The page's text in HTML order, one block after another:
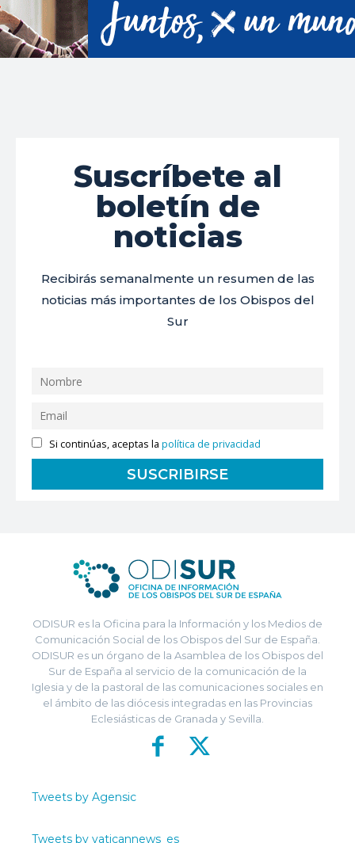
Suscríbete al
boletín de
noticias
Recibirás semanalmente un resumen de las
noticias más importantes de los Obispos del
Sur
Si continúas, aceptas lapolítica de privacidad
ODISUR es la Oficina para la Información y los Medios de
Comunicación Social de los Obispos del Sur de España.
ODISUR es un órgano de la Asamblea de los Obispos del
Sur de España al servicio de la comunicación de la
Iglesia y de la pastoral de las comunicaciones sociales en
el ámbito de las diócesis integradas en las Provincias
Eclesiásticas de Granada y Sevilla.
Tweets by Agensic
Tweets by vaticannews_es